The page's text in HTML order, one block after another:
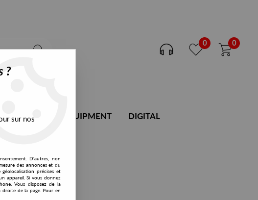
0 0
DJ EQUIPMENT DIGITAL
?
sur nos
D'autres, non
des annonces et du
précises et
appareil. Si vous donnez
Vous disposez de la
de la page. Pour en